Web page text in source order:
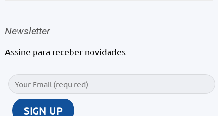
Newsletter
Assine para receber novidades